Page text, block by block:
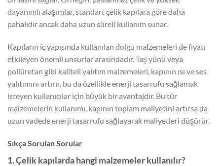
dayanımlı alaşımlar, standart çelik kapılara göre daha
pahalıdır ancak daha uzun süreli kullanım sunar.
Kapıların iç yapısında kullanılan dolgu malzemeleri de fiyatı
etkileyen önemli unsurlar arasındadır. Taş yünü veya
poliüretan gibi kaliteli yalıtım malzemeleri, kapının ısı ve ses
yalıtımını artırır, bu da özellikle enerji tasarrufu sağlamak
isteyen kullanıcılar için büyük bir avantajdır. Bu tür
malzemelerin kullanımı, kapının toplam maliyetini artırsa da
uzun vadede enerji tasarrufu sağlayarak maliyetleri düşürür.
Sıkça Sorulan Sorular
1. Çelik kapılarda hangi malzemeler kullanılır?